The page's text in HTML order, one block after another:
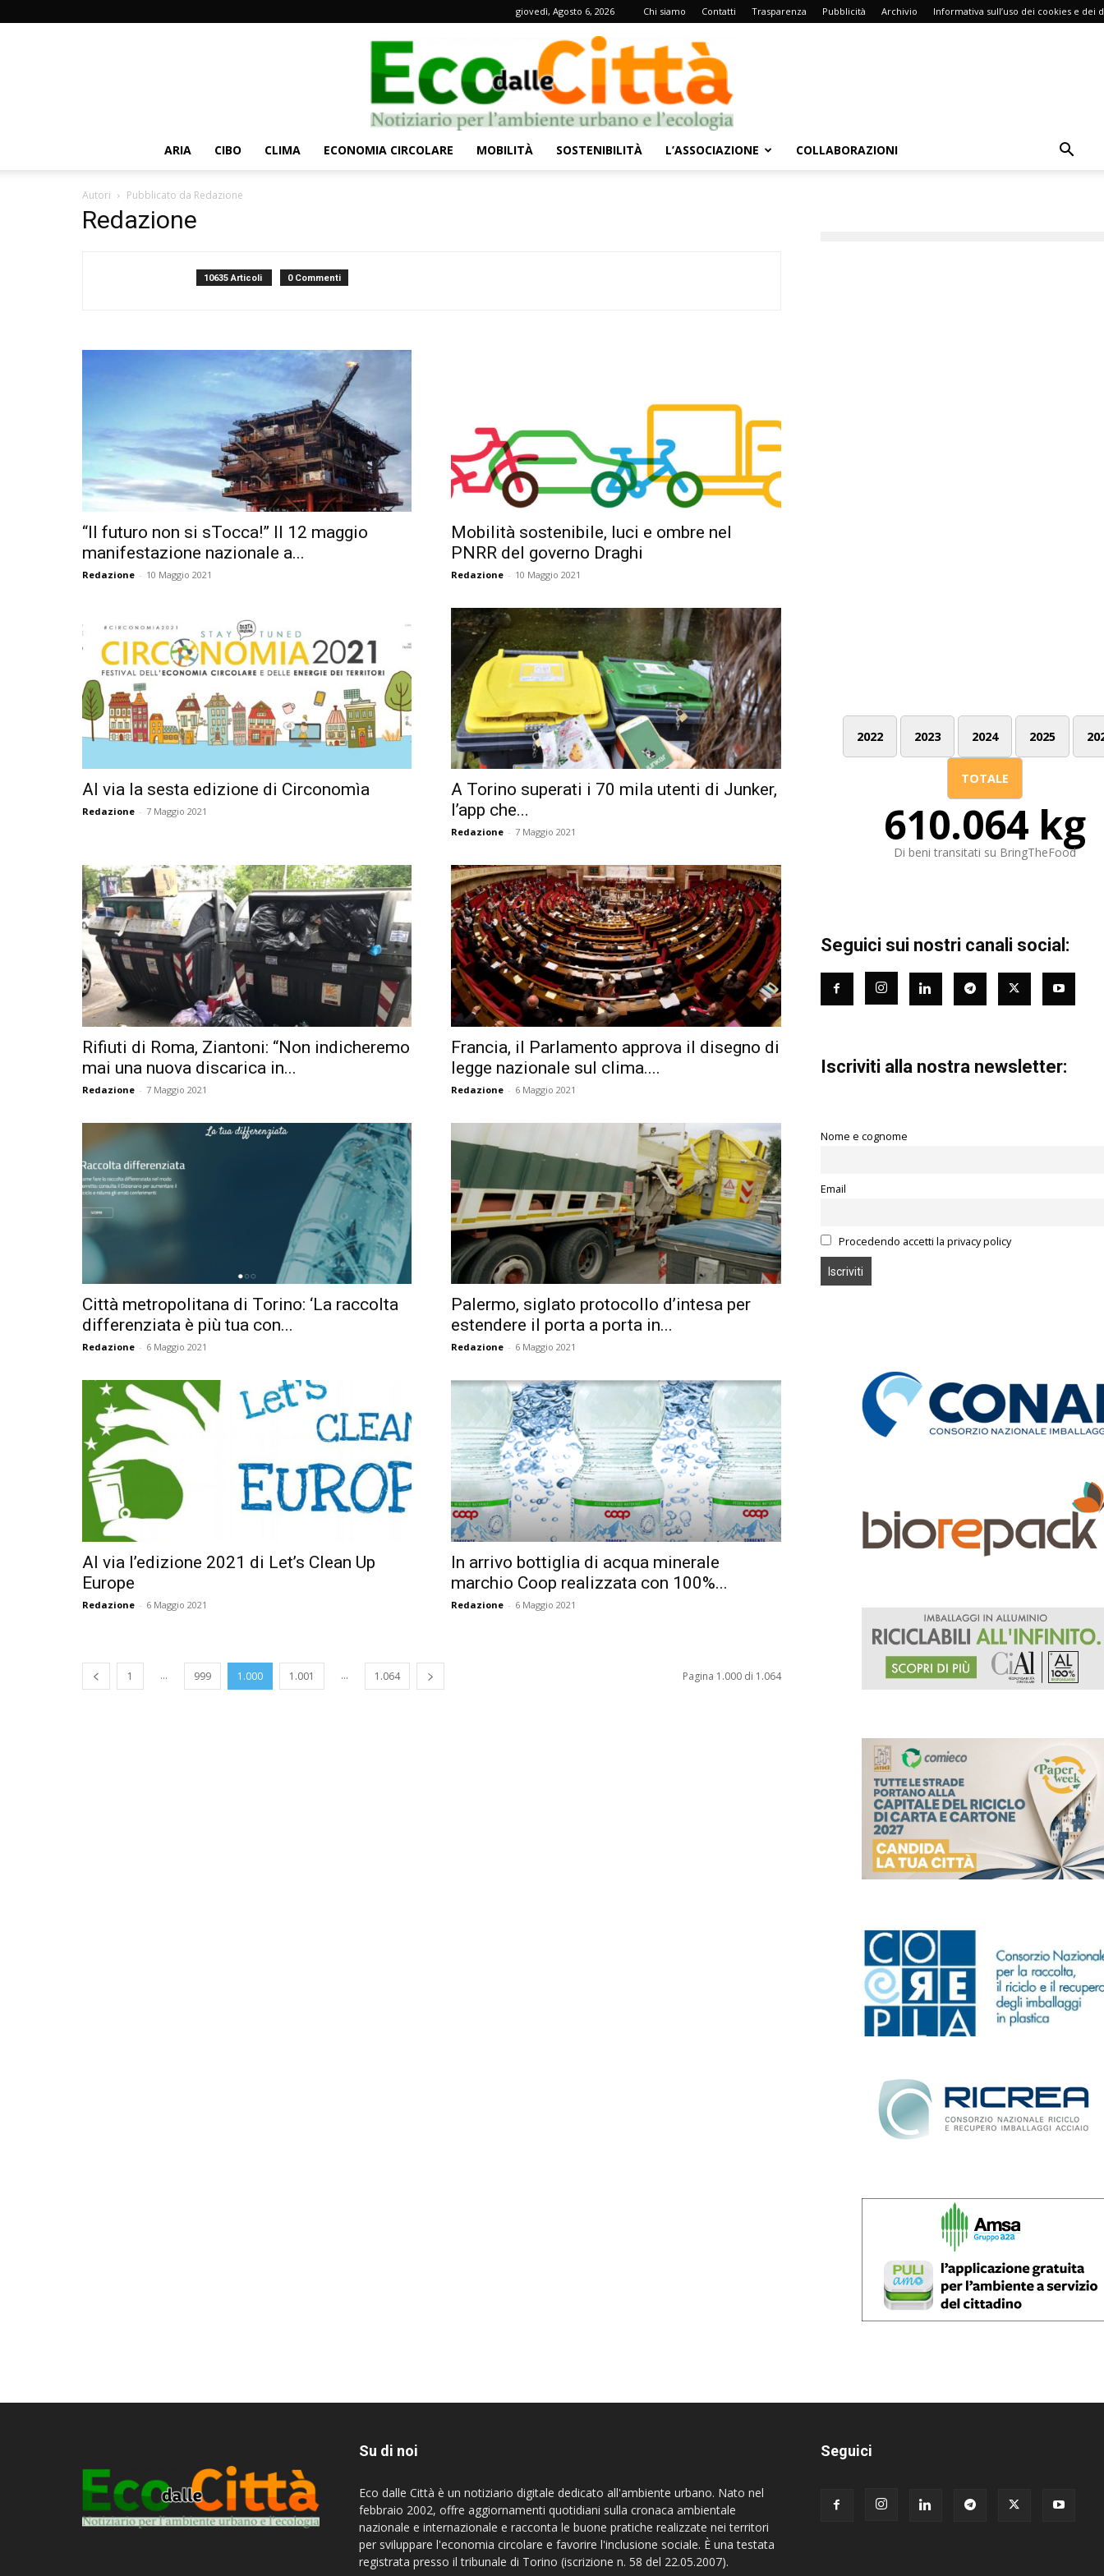
giovedì, Agosto 6, 2026 Chi siamo Contatti Trasparenza Pubblicità Archivio Informativa sull’uso dei cookies e dei
ARIA CIBO CLIMA ECONOMIA CIRCOLARE MOBILITÀ SOSTENIBILITÀ L’ASSOCIAZIONE COLLABORAZIONI
Autori Pubblicato da Redazione
Redazione
10635 Articoli 0 Commenti
“Il futuro non si sTocca!” Il 12 maggio
manifestazione nazionale a...
Redazione - 10 Maggio 2021
Mobilità sostenibile, luci e ombre nel
PNRR del governo Draghi
Redazione - 10 Maggio 2021
Al via la sesta edizione di Circonomìa
Redazione - 7 Maggio 2021
A Torino superati i 70 mila utenti di Junker,
l’app che...
Redazione - 7 Maggio 2021
Rifiuti di Roma, Ziantoni: “Non indicheremo
mai una nuova discarica in...
Redazione - 7 Maggio 2021
Francia, il Parlamento approva il disegno di
legge nazionale sul clima....
Redazione - 6 Maggio 2021
Città metropolitana di Torino: ‘La raccolta
differenziata è più tua con...
Redazione - 6 Maggio 2021
Palermo, siglato protocollo d’intesa per
estendere il porta a porta in...
Redazione - 6 Maggio 2021
Al via l’edizione 2021 di Let’s Clean Up
Europe
Redazione - 6 Maggio 2021
In arrivo bottiglia di acqua minerale
marchio Coop realizzata con 100%...
Redazione - 6 Maggio 2021
1 ... 999 1.000 1.001 ... 1.064 Pagina 1.000 di 1.064
2022 2023 2024 2025
TOTALE
610.064 kg
Di beni transitati su BringTheFood
Seguici sui nostri canali social:
Iscriviti alla nostra newsletter:
Nome e cognome
Email
Procedendo accetti la privacy policy
Su di noi
Eco dalle Città è un notiziario digitale dedicato all'ambiente urbano. Nato nel
febbraio 2002, offre aggiornamenti quotidiani sulla cronaca ambientale
nazionale e internazionale e racconta le buone pratiche realizzate nei territori
per sviluppare l'economia circolare e favorire l'inclusione sociale. È una testata
registrata presso il tribunale di Torino (iscrizione n. 58 del 22.05.2007).
Seguici